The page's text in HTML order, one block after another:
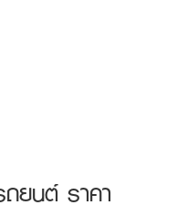
ถยนต์ ราคา